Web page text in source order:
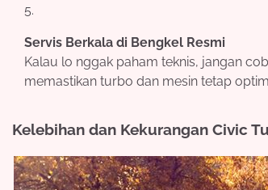
Servis Berkala di Bengkel Resmi
Kalau lo nggak paham teknis, jangan
memastikan turbo dan mesin tetap
Kelebihan dan Kekurangan Civic